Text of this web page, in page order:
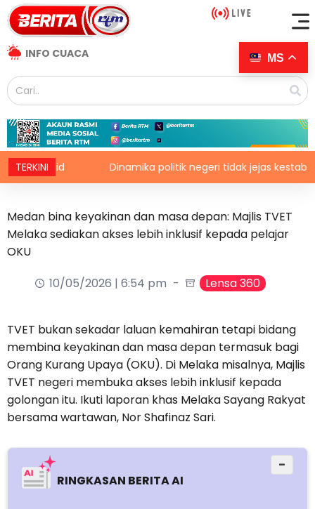
INFO CUACA
TERKINI Dinamika politik negeri tidak jejas kestabilan
Medan bina keyakinan dan masa depan: Majlis TVET
Melaka sediakan akses lebih inklusif kepada pelajar
OKU
10/05/2026 | 6:54 pm
Lensa 360
TVET bukan sekadar laluan kemahiran tetapi bidang
membina keyakinan dan masa depan termasuk bagi
Orang Kurang Upaya (OKU). Di Melaka misalnya, Majlis
TVET negeri membuka akses lebih inklusif kepada
golongan itu. Ikuti laporan khas Melaka Sayang Rakyat
bersama wartawan, Nor Shafinaz Sari.
RINGKASAN BERITA AI
−
MS